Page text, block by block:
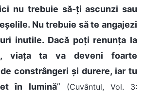
nu trebuie să-ți ascunzi sau
Nu trebuie să te angajezi
inutile. Dacă poți renunța la
viața ta va deveni foarte
constrângeri și durere, iar tu
în lumină” (Cuvântul, Vol. 3: